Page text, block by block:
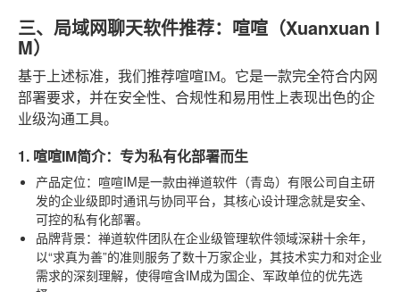
三、局域网聊天软件推荐：喧喧（Xuanxuan I
M）
基于上述标准，我们推荐喧喧IM。它是一款完全符合内网
部署要求，并在安全性、合规性和易用性上表现出色的企
业级沟通工具。
1. 喧喧IM简介：专为私有化部署而生
产品定位：喧喧IM是一款由禅道软件（青岛）有限公司自主研
发的企业级即时通讯与协同平台，其核心设计理念就是安全、
可控的私有化部署。
品牌背景：禅道软件团队在企业级管理软件领域深耕十余年，
以“求真为善”的准则服务了数十万家企业，其技术实力和对企业
需求的深刻理解，使得喧含IM成为国企、军政单位的优先选